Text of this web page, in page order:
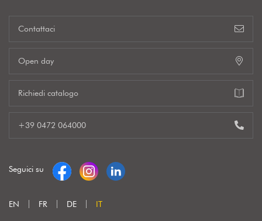
Contattaci
Open day
Richiedi catalogo
+39 0472 064000
Seguici su
EN FR DE IT